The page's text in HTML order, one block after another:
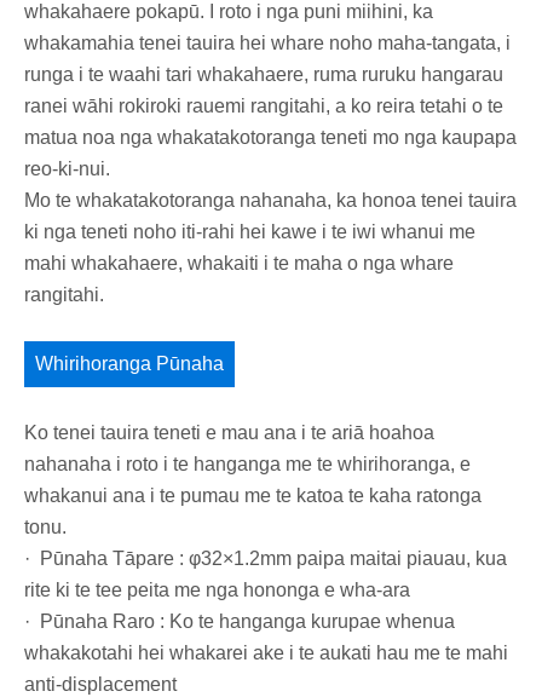
whakahaere pokapū. I roto i nga puni miihini, ka
whakamahia tenei tauira hei whare noho maha-tangata, i
runga i te waahi tari whakahaere, ruma ruruku hangarau
ranei wāhi rokiroki rauemi rangitahi, a ko reira tetahi o te
matua noa nga whakatakotoranga teneti mo nga kaupapa
reo-ki-nui.
Mo te whakatakotoranga nahanaha, ka honoa tenei tauira
ki nga teneti noho iti-rahi hei kawe i te iwi whanui me
mahi whakahaere, whakaiti i te maha o nga whare
rangitahi.
Whirihoranga Pūnaha
Ko tenei tauira teneti e mau ana i te ariā hoahoa
nahanaha i roto i te hanganga me te whirihoranga, e
whakanui ana i te pumau me te katoa te kaha ratonga
tonu.
· Pūnaha Tāpare : φ32×1.2mm paipa maitai piauau, kua
rite ki te tee peita me nga hononga e wha-ara
· Pūnaha Raro : Ko te hanganga kurupae whenua
whakakotahi hei whakarei ake i te aukati hau me te mahi
anti-displacement